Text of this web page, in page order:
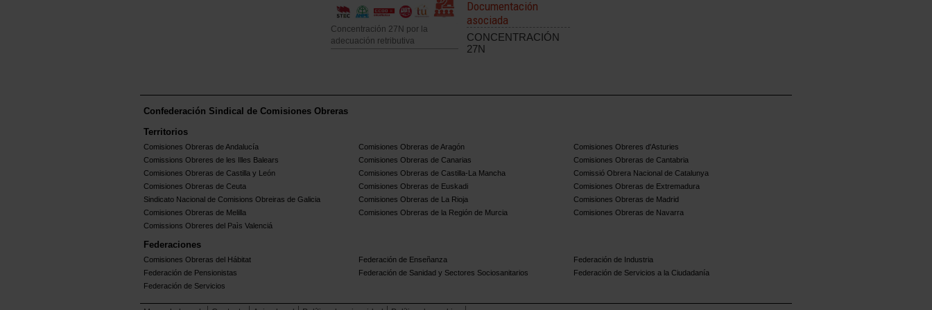
Concentración 27N por la
adecuación retributiva
Documentación
asociada
CONCENTRACIÓN
27N
Confederación Sindical de Comisiones Obreras
Territorios
Comisiones Obreras de Andalucía Comisiones Obreras de Aragón
Comisiones Obreres d'Asturies
Comissions Obreres de les Illes Balears
Comisiones Obreras de Canarias
Comisiones Obreras de Cantabria
Comisiones Obreras de Castilla y León
Comisiones Obreras de Castilla-La Mancha
Comissió Obrera Nacional de Catalunya
Comisiones Obreras de Ceuta
Comisiones Obreras de Euskadi
Comisiones Obreras de Extremadura
Sindicato Nacional de Comisions Obreiras de Galicia
Comisiones Obreras de La Rioja
Comisiones Obreras de Madrid
Comisiones Obreras de Melilla
Comisiones Obreras de la Región de Murcia
Comisiones Obreras de Navarra
Comissions Obreres del Paìs Valenciá
Federaciones
Comisiones Obreras del Hábitat Federación de Enseñanza
Federación de Industria
Federación de Pensionistas
Federación de Sanidad y Sectores Sociosanitarios
Federación de Servicios a la Ciudadanía
Federación de Servicios